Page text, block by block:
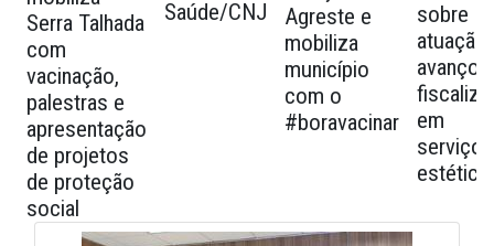
Serra Talhada
com
vacinação,
palestras e
apresentação
de projetos
de proteção
social
Saúde/CNJ
Agreste e
mobiliza
município
com o
#boravacinar
sobre
atuação
em
estética
Galeria de Mídias